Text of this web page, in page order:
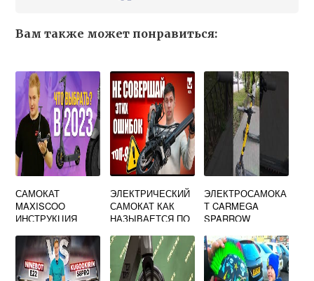
Вам также может понравиться:
САМОКАТ
MAXISCOO
ИНСТРУКЦИЯ
ЭЛЕКТРИЧЕСКИЙ
САМОКАТ КАК
НАЗЫВАЕТСЯ ПО
ЭЛЕКТРОСАМОКА
Т CARMEGA
SPARROW
И